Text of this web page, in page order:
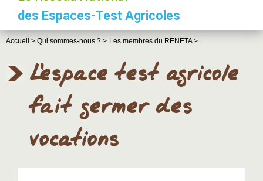
des Espaces-Test Agricoles
Accueil > Qui sommes-nous ? > Les membres du RENETA >
L'espace test agricole
fait germer des
vocations